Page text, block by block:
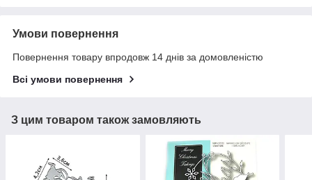
Умови повернення
Повернення товару впродовж 14 днів за домовленістю
Всі умови повернення
З цим товаром також замовляють